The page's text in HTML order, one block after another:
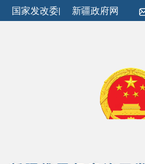
国家发改委| 新疆政府网